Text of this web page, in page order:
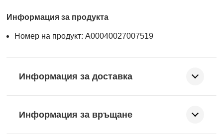
Информация за продукта
Номер на продукт: A00040027007519
Информация за доставка
Информация за връщане